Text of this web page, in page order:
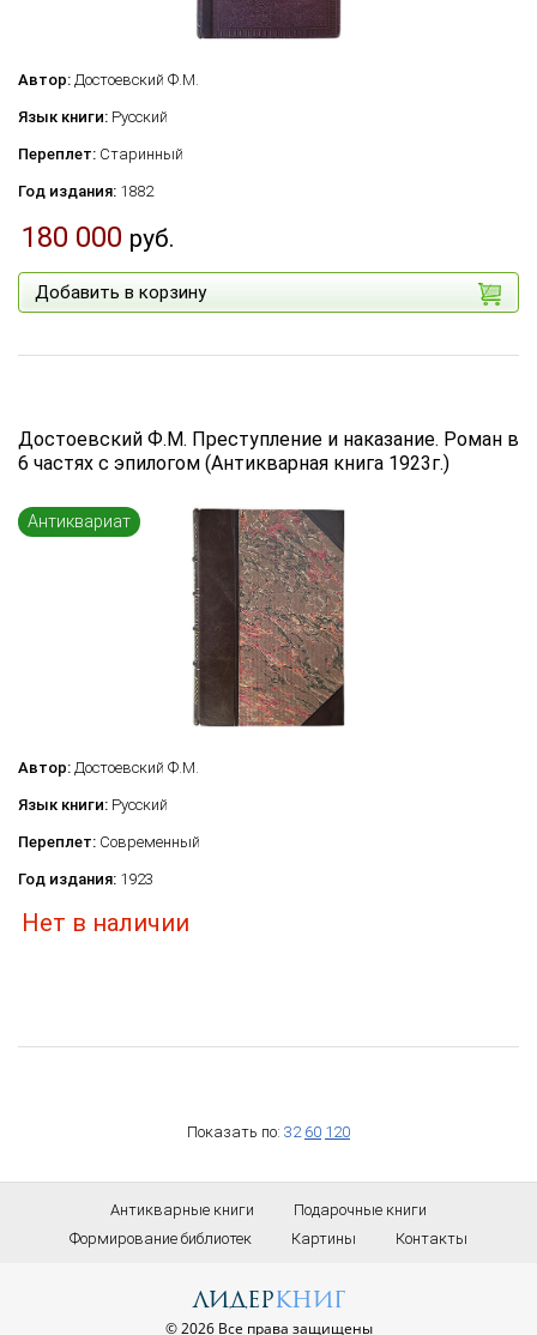
по дате поступления (новинки)
Автор: Достоевский Ф.М.
Язык книги: Русский
Переплет: Старинный
Год издания: 1882
180 000 руб.
Добавить в корзину
Достоевский Ф.М. Преступление и наказание. Роман в
6 частях с эпилогом (Антикварная книга 1923г.)
Антиквариат
Автор: Достоевский Ф.М.
Язык книги: Русский
Переплет: Современный
Год издания: 1923
Нет в наличии
Показать по: 32 60 120
Антикварные книги
Подарочные книги
Формирование библиотек
Картины Контакты
лидеркниг
© 2026 Все права защищены